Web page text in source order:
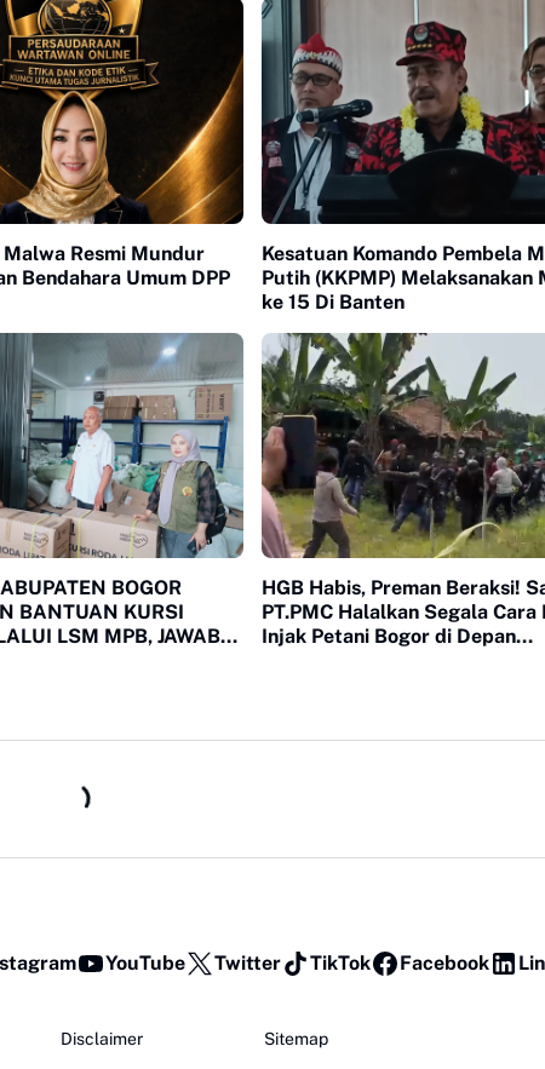
Resmi Mundur
Bendahara Umum DPP
Kesatuan Komando Pembela
Putih (KKPMP) Melaksanakan
ke 15 Di Banten
BOGOR
BANTUAN KURSI
LSM MPB, JAWAB
HGB Habis, Preman Beraksi!
PT.PMC Halalkan Segala Cara
Injak Petani Bogor di Depan
YouTube Twitter TikTok Facebook
Disclaimer
Sitemap